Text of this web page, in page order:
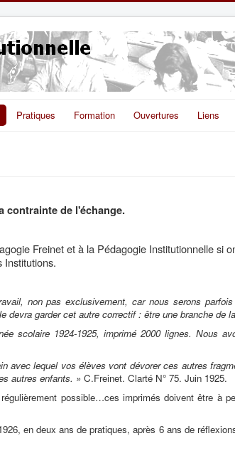
Pratiques Formation Ouvertures Liens
contrainte de l'échange.
Freinet et à la Pédagogie Institutionnelle si
non pas exclusivement, car nous serons
devra garder cet autre correctif : être une branche de
scolaire 1924-1925, imprimé 2000 lignes. Nous
avec lequel vos élèves vont dévorer ces autres
autres enfants. » C.Freinet. Clarté N° 75. Juin 1925.
possible…ces imprimés doivent être à
en deux ans de pratiques, après 6 ans de